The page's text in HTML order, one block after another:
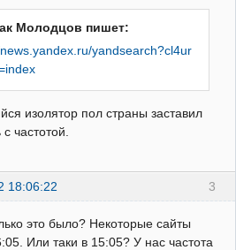
Молодцов пишет:
yandsearch?cl4ur
изолятор пол страны заставил
с частотой.
3
18:06:22
это было? Некоторые сайты
Или таки в 15:05? У нас частота